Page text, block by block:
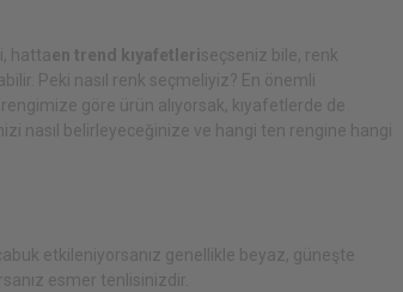
hattaen trend kıyafetleri seçseniz bile, renk
Peki nasıl renk seçmeliyiz? En önemli
göre ürün alıyorsak, kıyafetlerde de
nasıl belirleyeceğinize ve hangi ten rengine hangi
etkileniyorsanız genellikle beyaz, güneşte
esmer tenlisinizdir.